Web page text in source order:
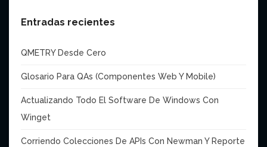
Entradas recientes
QMETRY Desde Cero
Glosario Para QAs (Componentes Web Y Mobile)
Actualizando Todo El Software De Windows Con
Winget
Corriendo Colecciones De APIs Con Newman Y Reporte